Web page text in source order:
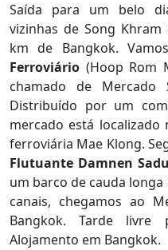
Saída para um belo
vizinhas de Song
km de Bangkok.
Ferroviário (Hoop Rom
chamado de Mercado
Distribuído por um
mercado está
ferroviária Mae Klong.
Flutuante Damnen
um barco de cauda
canais, chegamos ao
Bangkok. Tarde livre
Alojamento em Bangkok.